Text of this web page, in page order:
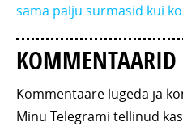
sama palju surmasid kui
KOMMENTAARID
Kommentaare lugeda ja
Minu Telegrami tellinud